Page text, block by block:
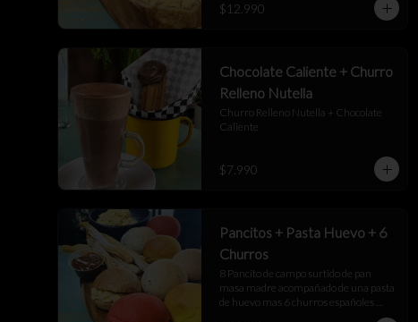
$12.990
Chocolate Caliente + Churro
Relleno Nutella
Churro Relleno Nutella + Chocolate
Caliente
$7.990
Pancitos + Pasta Huevo + 6
Churros
8 Pancito de campo surtido de pan
masa madre acompañado de una pasta
de huevo mas 6 churros españoles